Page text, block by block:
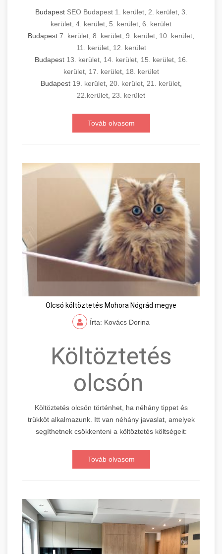
Budapest SEO Budapest 1. kerület, 2. kerület, 3.
kerület, 4. kerület, 5. kerület, 6. kerület
Budapest 7. kerület, 8. kerület, 9. kerület, 10. kerület,
11. kerület, 12. kerület
Budapest 13. kerület, 14. kerület, 15. kerület, 16.
kerület, 17. kerület, 18. kerület
Budapest 19. kerület, 20. kerület, 21. kerület,
22.kerület, 23. kerület
Továb olvasom
Olcsó költöztetés Mohora Nógrád megye
Írta: Kovács Dorina
Költöztetés
olcsón
Költöztetés olcsón történhet, ha néhány tippet és
trükköt alkalmazunk. Itt van néhány javaslat, amelyek
segíthetnek csökkenteni a költöztetés költségeit:
Továb olvasom